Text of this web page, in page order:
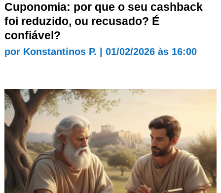
Cuponomia: por que o seu cashback
foi reduzido, ou recusado? É
confiável?
por Konstantinos P. 01/02/2026 às 16:00